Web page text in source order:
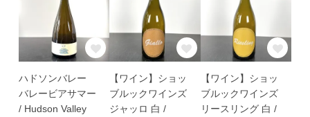
ハドソンバレー
バレービアサマー
/ Hudson Valley
【ワイン】ショッ
ブルックワインズ
ジャッロ 白 /
【ワイン】ショッ
ブルックワインズ
リースリング 白 /